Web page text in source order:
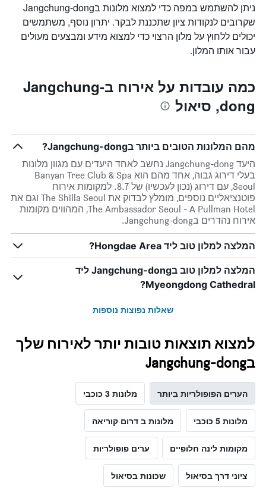
ניתן להשתמש במפה כדי למצוא מלונות בJangchung-dong
שקרובים לנקודות ציון שתכננת לבקר. יתרון נוסף, משתמשים
יכולים ללחוץ על מלון הרצוי כדי למצוא מידע ומבצעים מעולים
עבור אותו המלון.
כמה עובדות על אירוח בJangchung-
dong, סיאול
מהם המלונות הטובים ביותר בJangchung-dong?
היעד Jangchung-dong נחשב לאחד היעדים עם מגוון מלונות
בעלי דירוג גבוה, אחד מהם הוא Banyan Tree Club & Spa
Seoul, עם דירוג (נכון לעכשיו) של 8.7. למקומות אירוח
פוטנציאליים נוספים, מומלץ לבדוק את The Shilla Seoul וגם את
The Ambassador Seoul - A Pullman Hotel, המהווים מקומות
אירוח נהדרים בJangchung-dong.
המלצה למלון טוב ליד Hongdae Area?
המלצה למלון טוב בJangchung-dong ליד
Myeongdong Cathedral?
שאלות נפוצות נוספות
למצוא תוצאות טובות יותר לאירוח שלך
בJangchung-dong
הערים הפופולריות ביותר מלונות 3 כוכבי
מלונות 5 כוכבי מלונות ב דרום קוריאה
מקומות לינה חלופיים ערים פופולריות
ציוני דרך בסיאול שכונות בסיאול